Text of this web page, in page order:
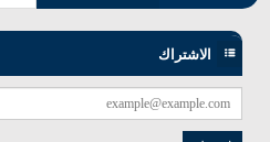
الاشتراك